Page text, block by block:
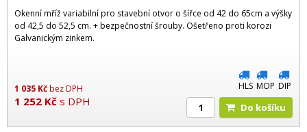
Okenní mříž variabilní pro stavební otvor o šířce od 42 do 65cm a výšky
od 42,5 do 52,5 cm. + bezpečnostní šrouby. Ošetřeno proti korozi
Galvanickým zinkem.
1 035 Kčbez DPH
1 252 Kč s DPH
HLS MOP DIP
Do košíku